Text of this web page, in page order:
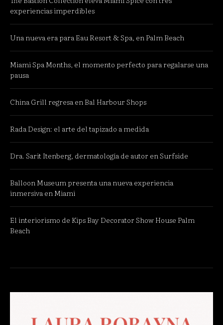
experiencias imperdibles
Una nueva era para Eau Resort & Spa, en Palm Beach
Miami Spa Months, el momento perfecto para regalarse una
pausa
China Grill regresa en Bal Harbour Shops
Rada Design: el arte del tapizado a medida
Dra. Sarit Itenberg, dermatología de autor en Surfside
Balloon Museum presenta una nueva experiencia
inmersiva en Miami
El interiorismo de Kips Bay Decorator Show House Palm
Beach